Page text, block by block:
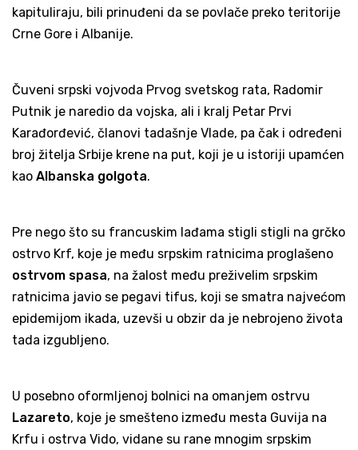
kapituliraju, bili prinuđeni da se povlače preko teritorije
Crne Gore i Albanije.
Čuveni srpski vojvoda Prvog svetskog rata, Radomir
Putnik je naredio da vojska, ali i kralj Petar Prvi
Karađorđević, članovi tadašnje Vlade, pa čak i određeni
broj žitelja Srbije krene na put, koji je u istoriji upamćen
kao Albanska golgota.
Pre nego što su francuskim lađama stigli stigli na grčko
ostrvo Krf, koje je među srpskim ratnicima proglašeno
ostrvom spasa, na žalost među preživelim srpskim
ratnicima javio se pegavi tifus, koji se smatra najvećom
epidemijom ikada, uzevši u obzir da je nebrojeno života
tada izgubljeno.
U posebno oformljenoj bolnici na omanjem ostrvu
Lazareto, koje je smešteno između mesta Guvija na
Krfu i ostrva Vido, vidane su rane mnogim srpskim